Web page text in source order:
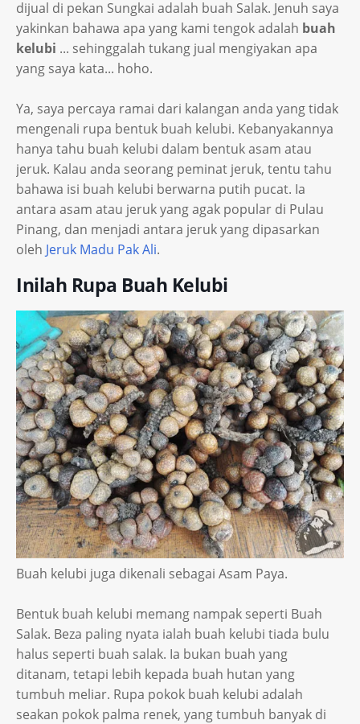
dijual di pekan Sungkai adalah buah Salak. Jenuh saya
yakinkan bahawa apa yang kami tengok adalah buah
kelubi ... sehinggalah tukang jual mengiyakan apa
yang saya kata... hoho.
Ya, saya percaya ramai dari kalangan anda yang tidak
mengenali rupa bentuk buah kelubi. Kebanyakannya
hanya tahu buah kelubi dalam bentuk asam atau
jeruk. Kalau anda seorang peminat jeruk, tentu tahu
bahawa isi buah kelubi berwarna putih pucat. Ia
antara asam atau jeruk yang agak popular di Pulau
Pinang, dan menjadi antara jeruk yang dipasarkan
oleh Jeruk Madu Pak Ali.
Inilah Rupa Buah Kelubi
Buah kelubi juga dikenali sebagai Asam Paya.
Bentuk buah kelubi memang nampak seperti Buah
Salak. Beza paling nyata ialah buah kelubi tiada bulu
halus seperti buah salak. Ia bukan buah yang
ditanam, tetapi lebih kepada buah hutan yang
tumbuh meliar. Rupa pokok buah kelubi adalah
seakan pokok palma renek, yang tumbuh banyak di